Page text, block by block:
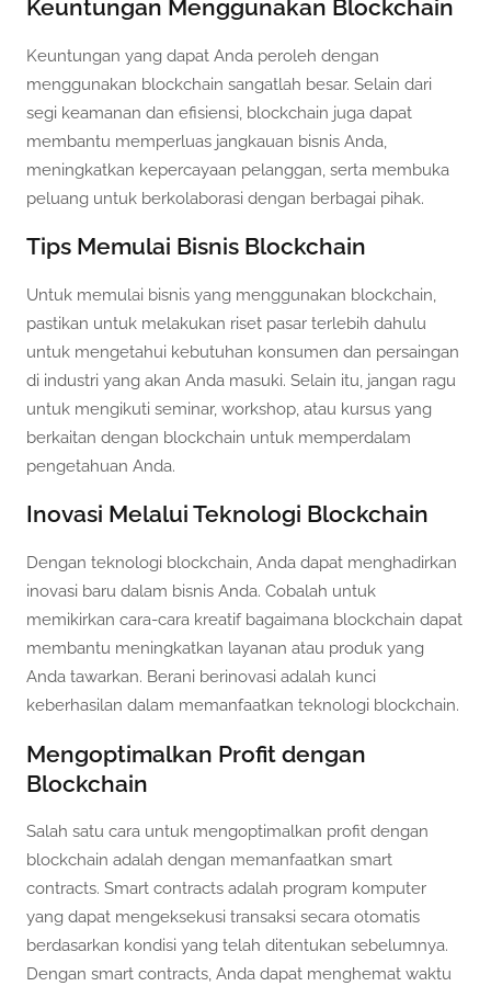
Keuntungan Menggunakan Blockchain
Keuntungan yang dapat Anda peroleh dengan
menggunakan blockchain sangatlah besar. Selain dari
segi keamanan dan efisiensi, blockchain juga dapat
membantu memperluas jangkauan bisnis Anda,
meningkatkan kepercayaan pelanggan, serta membuka
peluang untuk berkolaborasi dengan berbagai pihak.
Tips Memulai Bisnis Blockchain
Untuk memulai bisnis yang menggunakan blockchain,
pastikan untuk melakukan riset pasar terlebih dahulu
untuk mengetahui kebutuhan konsumen dan persaingan
di industri yang akan Anda masuki. Selain itu, jangan ragu
untuk mengikuti seminar, workshop, atau kursus yang
berkaitan dengan blockchain untuk memperdalam
pengetahuan Anda.
Inovasi Melalui Teknologi Blockchain
Dengan teknologi blockchain, Anda dapat menghadirkan
inovasi baru dalam bisnis Anda. Cobalah untuk
memikirkan cara-cara kreatif bagaimana blockchain dapat
membantu meningkatkan layanan atau produk yang
Anda tawarkan. Berani berinovasi adalah kunci
keberhasilan dalam memanfaatkan teknologi blockchain.
Mengoptimalkan Profit dengan
Blockchain
Salah satu cara untuk mengoptimalkan profit dengan
blockchain adalah dengan memanfaatkan smart
contracts. Smart contracts adalah program komputer
yang dapat mengeksekusi transaksi secara otomatis
berdasarkan kondisi yang telah ditentukan sebelumnya.
Dengan smart contracts, Anda dapat menghemat waktu